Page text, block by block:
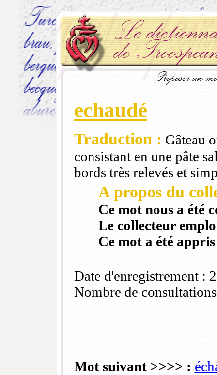
echaudé
Traduction : Gâteau
consistant en une pâte
bords très relevés et
A propos du
Ce mot nous a été
Le collecteur
Ce mot a été
Date d'enregistrement :
Nombre de
Mot suivant >>>> :